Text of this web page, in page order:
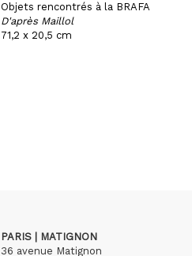
Objets rencontrés à la BRAFA
D'après Maillol
71,2 x 20,5 cm
PARIS | MATIGNON
36 avenue Matignon